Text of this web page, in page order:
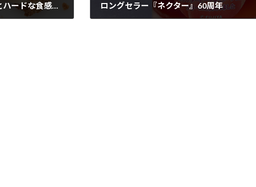
『恐竜のガリガリたまごシュー』ガリッとハードな食感が人気 ロングセラー『ネクター』60周年